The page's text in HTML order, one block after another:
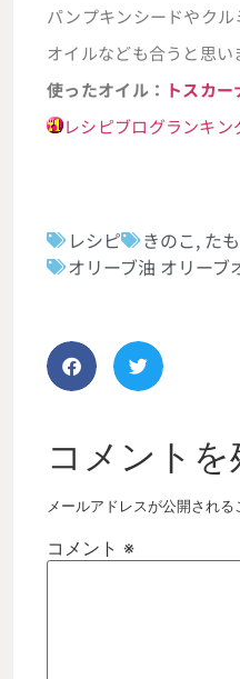
パンプキンシードやク
オイルなども合うと思い
使ったオイル： トスカ
レシピブログランキン
レシピ きのこ, た
オリーブ油 オリーブ
コメントを
メールアドレスが公開される
コメント ※